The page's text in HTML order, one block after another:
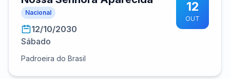
Nacional
12/10/2030
Sábado
Padroeira do Brasil
12
OUT